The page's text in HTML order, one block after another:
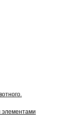
элементами